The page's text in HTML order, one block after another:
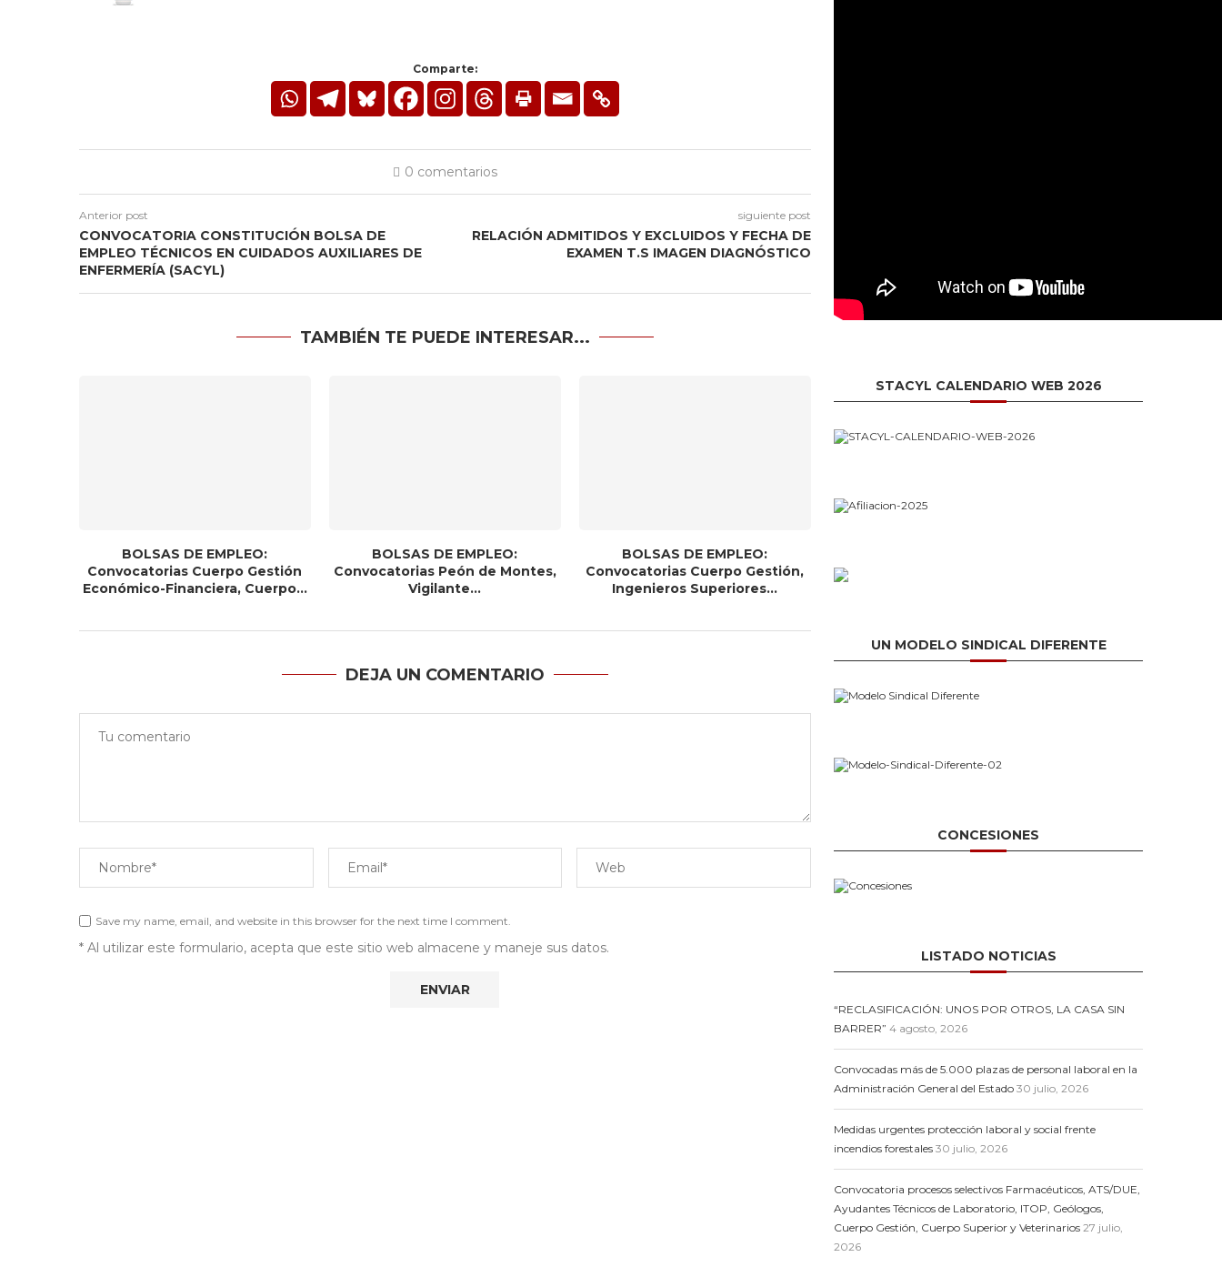
Comparte:
0 comentarios
Anterior post
CONVOCATORIA CONSTITUCIÓN BOLSA DE
EMPLEO TÉCNICOS EN CUIDADOS AUXILIARES DE
ENFERMERÍA (SACYL)
siguiente post
RELACIÓN ADMITIDOS Y EXCLUIDOS Y FECHA DE
EXAMEN T.S IMAGEN DIAGNÓSTICO
TAMBIÉN TE PUEDE INTERESAR...
BOLSAS DE EMPLEO:
Convocatorias Cuerpo Gestión
Económico-Financiera, Cuerpo...
BOLSAS DE EMPLEO:
Convocatorias Peón de Montes,
Vigilante...
BOLSAS DE EMPLEO:
Convocatorias Cuerpo Gestión,
Ingenieros Superiores...
DEJA UN COMENTARIO
Save my name, email, and website in this browser for the next time I comment.
* Al utilizar este formulario, acepta que este sitio web almacene y maneje sus datos.
STACYL CALENDARIO WEB 2026
UN MODELO SINDICAL DIFERENTE
CONCESIONES
LISTADO NOTICIAS
“RECLASIFICACIÓN: UNOS POR OTROS, LA CASA SIN
BARRER” 4 agosto, 2026
Convocadas más de 5.000 plazas de personal laboral en la
Administración General del Estado 30 julio, 2026
Medidas urgentes protección laboral y social frente
incendios forestales 30 julio, 2026
Convocatoria procesos selectivos Farmacéuticos, ATS/DUE,
Ayudantes Técnicos de Laboratorio, ITOP, Geólogos,
Cuerpo Gestión, Cuerpo Superior y Veterinarios 27 julio,
2026